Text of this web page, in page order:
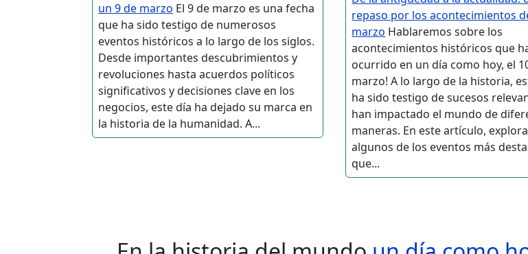
un 9 de marzo El 9 de marzo es una fecha
que ha sido testigo de numerosos
eventos históricos a lo largo de los siglos.
Desde importantes descubrimientos y
revoluciones hasta acuerdos políticos
significativos y decisiones clave en los
negocios, este día ha dejado su marca en
la historia de la humanidad. A...
repaso por los acontecimientos
marzo Hablaremos sobre los
acontecimientos históricos que
ocurrido en un día como hoy, el
marzo! A lo largo de la historia,
ha sido testigo de sucesos
han impactado el mundo de
maneras. En este artículo,
algunos de los eventos más
que...